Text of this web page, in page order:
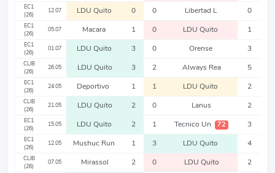
EC1
(26)
12.07 LDU Quito 0 0 Libertad L 0
EC1
(26)
05.07 Macara 1 0 LDU Quito 1
EC1
(26)
01.07 LDU Quito 3 0 Orense 3
CLIB
(26)
26.05 LDU Quito 3 2 Always Rea 5
EC1
(26)
24.05 Deportivo 1 1 LDU Quito 2
CLIB
(26)
21.05 LDU Quito 2 0 Lanus 2
EC1
(26)
15.05 LDU Quito 2 1 Tecnico Un 72 3
EC1
(26)
12.05 Mushuc Run 1 3 LDU Quito 4
CLIB
(26)
07.05 Mirassol 2 0 LDU Quito 2